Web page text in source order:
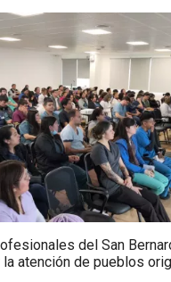
del San
atención de pueblos